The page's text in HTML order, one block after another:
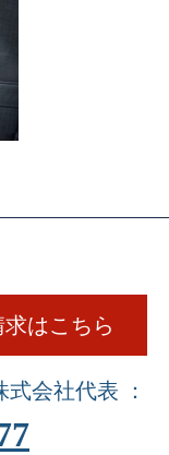
はこちら
式会社代表 ：